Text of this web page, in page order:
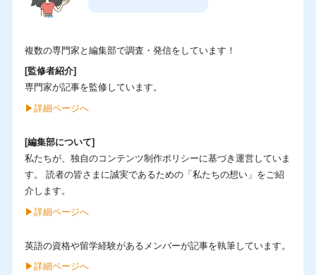
複数の専門家と編集部で調査・発信をしています！
[監修者紹介]
専門家が記事を監修しています。
▶︎詳細ページへ
[編集部について]
私たちが、独自のコンテンツ制作ポリシーに基づき運営していま
す。 読者の皆さまに誠実であるための「私たちの想い」をご紹
介します。
▶︎詳細ページへ
英語の資格や留学経験があるメンバーが記事を執筆しています。
▶︎詳細ページへ